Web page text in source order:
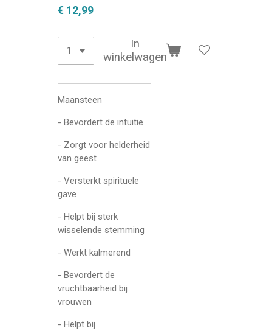
€ 12,99
In
winkelwagen
Maansteen
- Bevordert de intuitie
- Zorgt voor helderheid
van geest
- Versterkt spirituele
gave
- Helpt bij sterk
wisselende stemming
- Werkt kalmerend
- Bevordert de
vruchtbaarheid bij
vrouwen
- Helpt bij